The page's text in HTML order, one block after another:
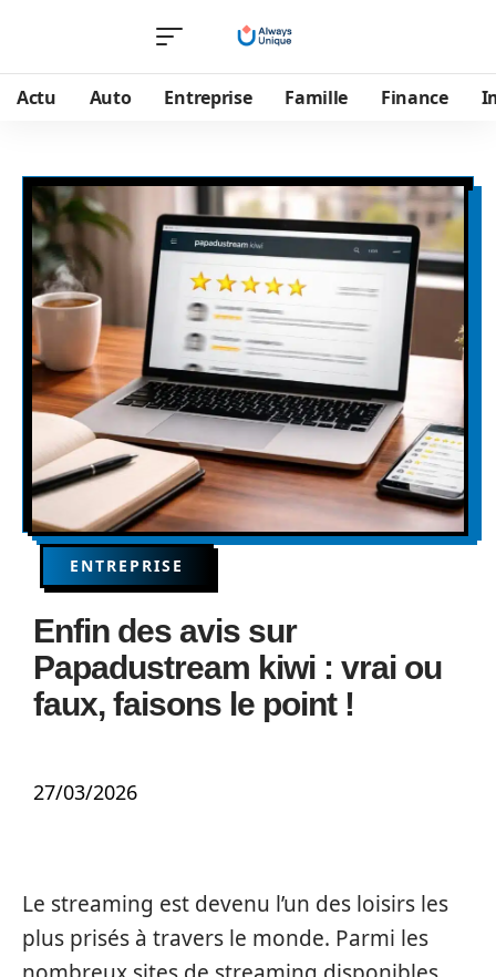
Actu Auto Entreprise Famille Finance
ENTREPRISE
Enfin des avis sur
Papadustream kiwi : vrai ou
faux, faisons le point !
27/03/2026
Le streaming est devenu l’un des loisirs les
plus prisés à travers le monde. Parmi les